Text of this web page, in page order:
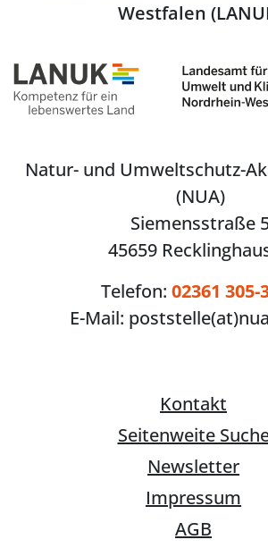
Westfalen
Natur- und Umweltschutz-
(NUA)
Siemensstraße
45659
Telefon: 02361 305-
E-Mail:
Kontakt
Seitenweite
Newsletter
Impressum
AGB